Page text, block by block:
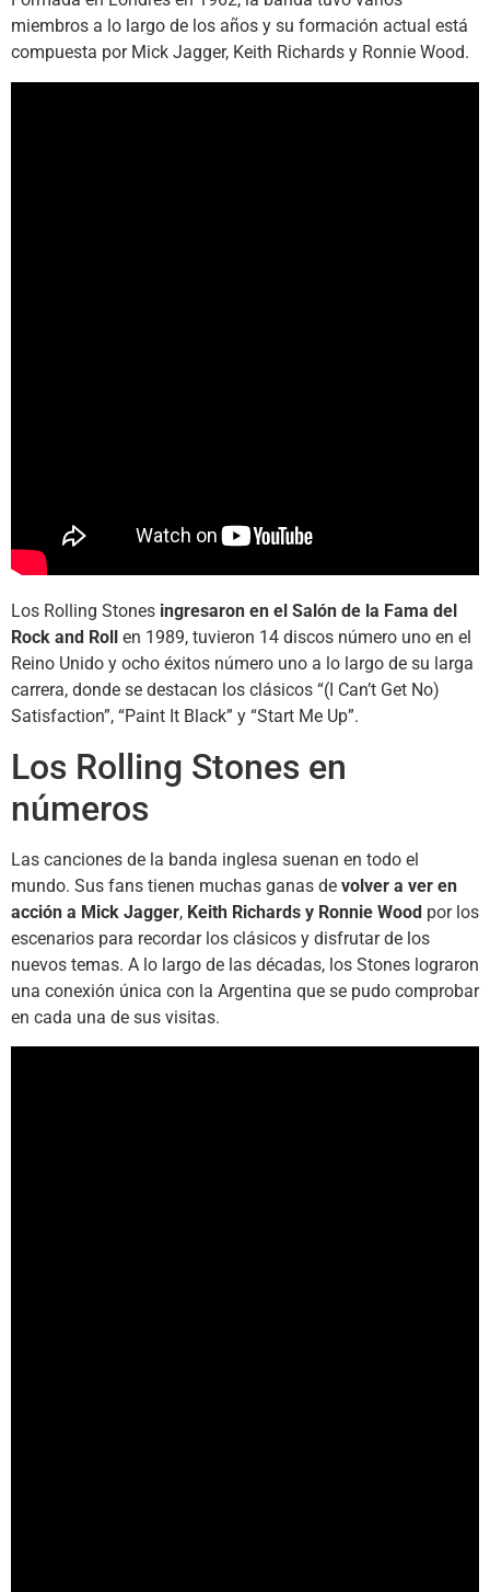
miembros a lo largo de los años y su formación actual está
compuesta por Mick Jagger, Keith Richards y Ronnie Wood.
Los Rolling Stones ingresaron en el Salón de la Fama del
Rock and Roll
en 1989, tuvieron 14 discos número uno en el
Reino Unido y ocho éxitos número uno a lo largo de su larga
carrera, donde se destacan los clásicos “(I Can’t Get No)
Satisfaction”, “Paint It Black” y “Start Me Up”.
Los Rolling Stones en
números
Las canciones de la banda inglesa suenan en todo el
mundo. Sus fans tienen muchas ganas de volver a ver en
acción a Mick Jagger, Keith Richards y Ronnie Wood por los
escenarios para recordar los clásicos y disfrutar de los
nuevos temas. A lo largo de las décadas, los Stones lograron
una conexión única con la Argentina que se pudo comprobar
en cada una de sus visitas.